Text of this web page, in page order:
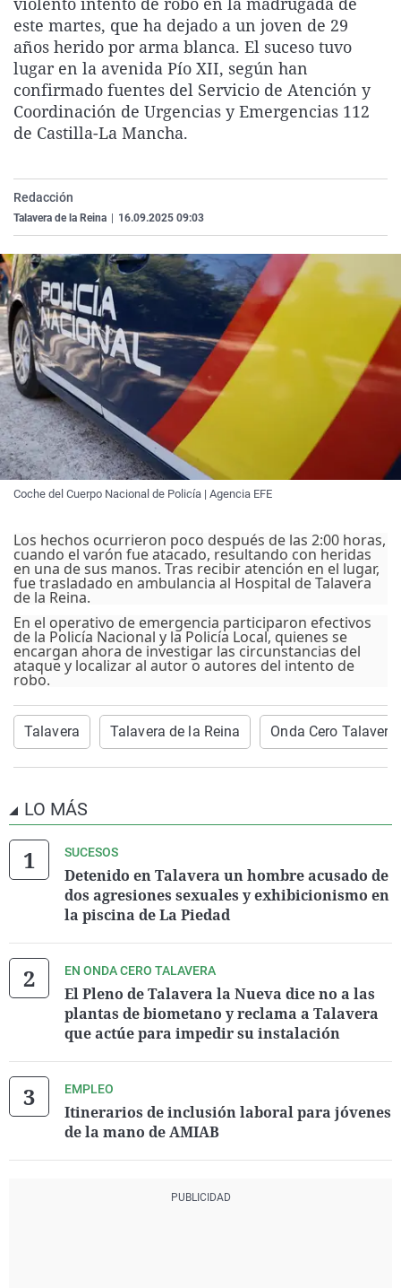
La rosa de los vientos
Gente viajera
Como el perro y el
Caso
Retornados
Equipo de
Operación Viuda
Extremadura
Galicia
La Rioja
Navarra
Virales
Televisión
Elecciones
este martes, que ha dejado a un joven de 29
años herido por arma blanca. El suceso tuvo
lugar en la avenida Pío XII, según han
confirmado fuentes del Servicio de Atención y
Coordinación de Urgencias y Emergencias 112
de Castilla-La Mancha.
Redacción
Talavera de la Reina 16.09.2025 09:03
Coche del Cuerpo Nacional de Policía | Agencia EFE
Los hechos ocurrieron poco después de las 2:00 horas,
cuando el varón fue atacado, resultando con heridas
en una de sus manos. Tras recibir atención en el lugar,
fue trasladado en ambulancia al Hospital de Talavera
de la Reina.
En el operativo de emergencia participaron efectivos
de la Policía Nacional y la Policía Local, quienes se
encargan ahora de investigar las circunstancias del
ataque y localizar al autor o autores del intento de
robo.
Talavera Talavera de la Reina Onda Cero Talavera
LO MÁS
SUCESOS
Detenido en Talavera un hombre acusado de
dos agresiones sexuales y exhibicionismo en
la piscina de La Piedad
EN ONDA CERO TALAVERA
El Pleno de Talavera la Nueva dice no a las
plantas de biometano y reclama a Talavera
que actúe para impedir su instalación
EMPLEO
Itinerarios de inclusión laboral para jóvenes
de la mano de AMIAB